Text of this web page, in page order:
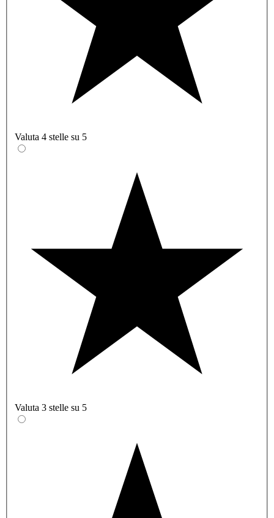
Valuta 4 stelle su 5
Valuta 3 stelle su 5